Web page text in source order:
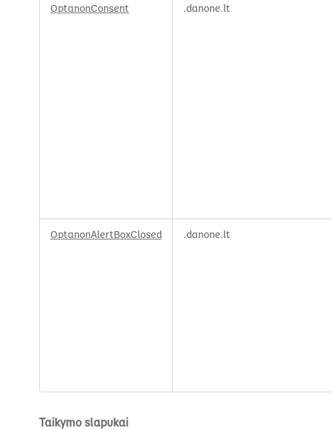
OptanonConsent .danone.lt
OptanonAlertBoxClosed .danone.lt
Taikymo slapukai